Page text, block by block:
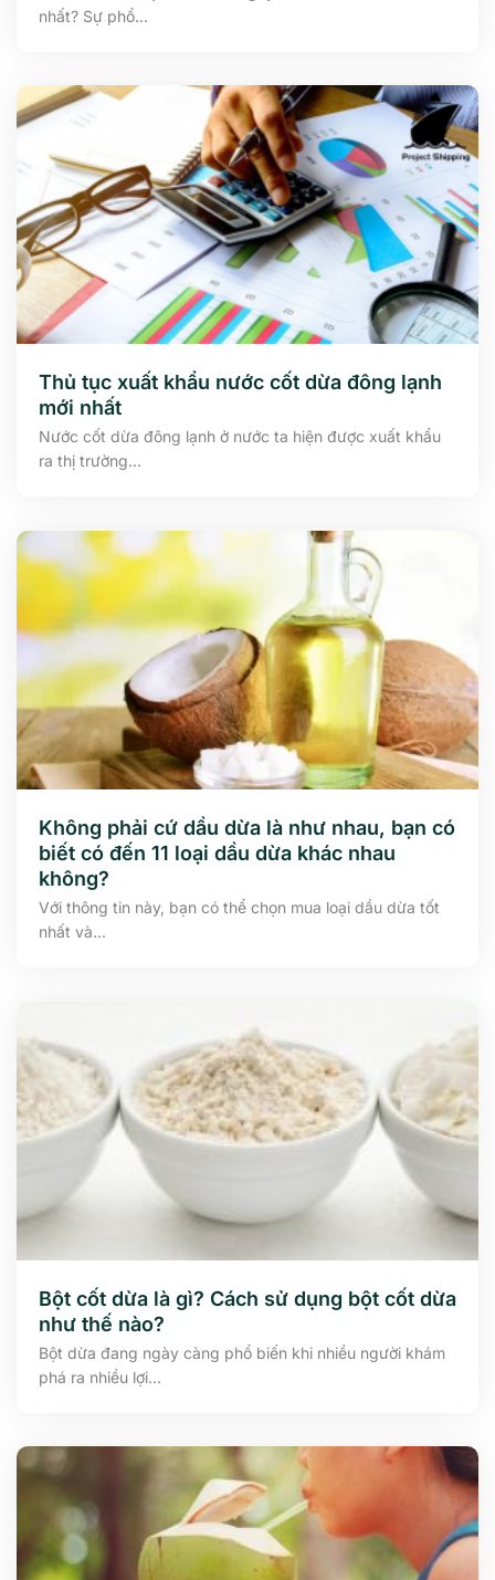
nhất? Sự phổ...
Thủ tục xuất khẩu nước cốt dừa đông lạnh
mới nhất
Nước cốt dừa đông lạnh ở nước ta hiện được xuất khẩu
ra thị trường...
Không phải cứ dầu dừa là như nhau, bạn có
biết có đến 11 loại dầu dừa khác nhau
không?
Với thông tin này, bạn có thể chọn mua loại dầu dừa tốt
nhất và...
Bột cốt dừa là gì? Cách sử dụng bột cốt dừa
như thế nào?
Bột dừa đang ngày càng phổ biến khi nhiều người khám
phá ra nhiều lợi...